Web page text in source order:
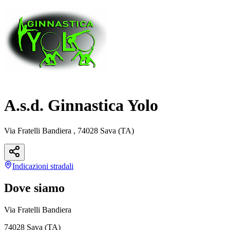
A.s.d. Ginnastica Yolo
Via Fratelli Bandiera , 74028 Sava (TA)
Indicazioni stradali
Dove siamo
Via Fratelli Bandiera
74028 Sava (TA)